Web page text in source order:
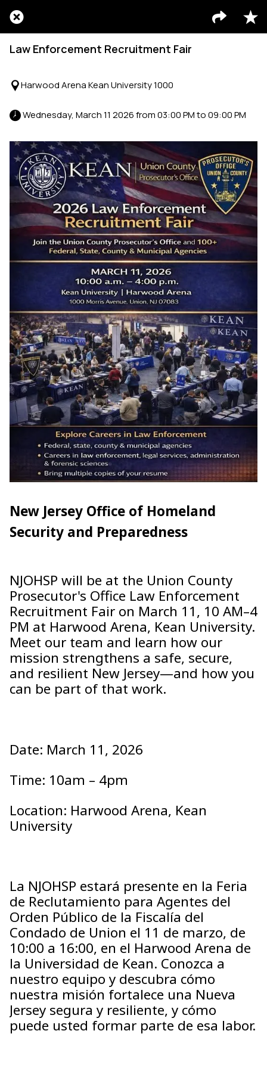
Law Enforcement Recruitment Fair
Harwood Arena Kean University 1000
Wednesday, March 11 2026 from 03:00 PM to 09:00 PM
New Jersey Office of Homeland
Security and Preparedness
NJOHSP will be at the Union County
Prosecutor's Office Law Enforcement
Recruitment Fair on March 11, 10 AM–4
PM at Harwood Arena, Kean University.
Meet our team and learn how our
mission strengthens a safe, secure,
and resilient New Jersey—and how you
can be part of that work.
Date: March 11, 2026
Time: 10am – 4pm
Location: Harwood Arena, Kean
University
La NJOHSP estará presente en la Feria
de Reclutamiento para Agentes del
Orden Público de la Fiscalía del
Condado de Union el 11 de marzo, de
10:00 a 16:00, en el Harwood Arena de
la Universidad de Kean. Conozca a
nuestro equipo y descubra cómo
nuestra misión fortalece una Nueva
Jersey segura y resiliente, y cómo
puede usted formar parte de esa labor.